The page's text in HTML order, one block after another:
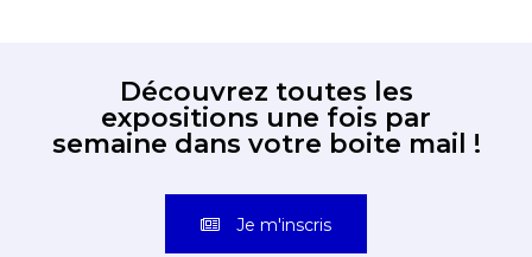
Découvrez toutes les
expositions une fois par
semaine dans votre boite mail !
Je m'inscris